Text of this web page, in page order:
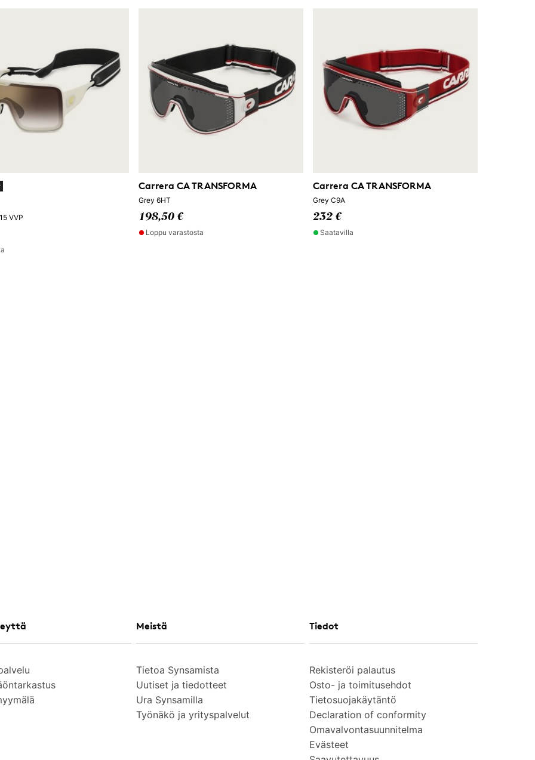
VVP
Carrera CA TRANSFORMA
Grey 6HT
198,50 €
Loppu varastosta
Carrera CA TRANSFORMA
Grey C9A
232 €
Saatavilla
Meistä
Tietoa Synsamista
Uutiset ja tiedotteet
Ura Synsamilla
Työnäkö ja yrityspalvelut
Tiedot
Rekisteröi palautus
Osto- ja toimitusehdot
Tietosuojakäytäntö
Declaration of conformity
Omavalvontasuunnitelma
Evästeet